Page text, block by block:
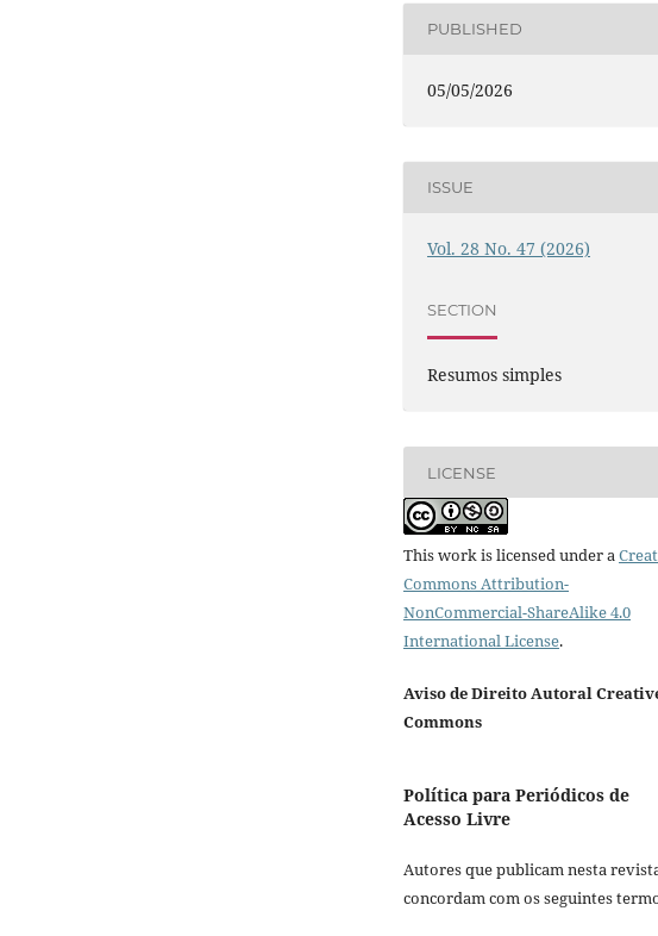
PUBLISHED
05/05/2026
ISSUE
Vol. 28 No. 47 (2026)
SECTION
Resumos simples
LICENSE
This work is licensed under a
Commons Attribution-
NonCommercial-ShareAlike 4.0
International License.
Aviso de Direito Autoral
Commons
Política para Periódicos de
Acesso Livre
Autores que publicam nesta
concordam com os seguintes